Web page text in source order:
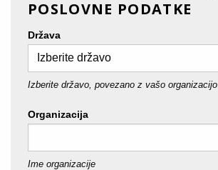
POSLOVNE PODATKE
Država
Izberite državo, povezano z vašo organizacijo
Organizacija
Ime organizacije